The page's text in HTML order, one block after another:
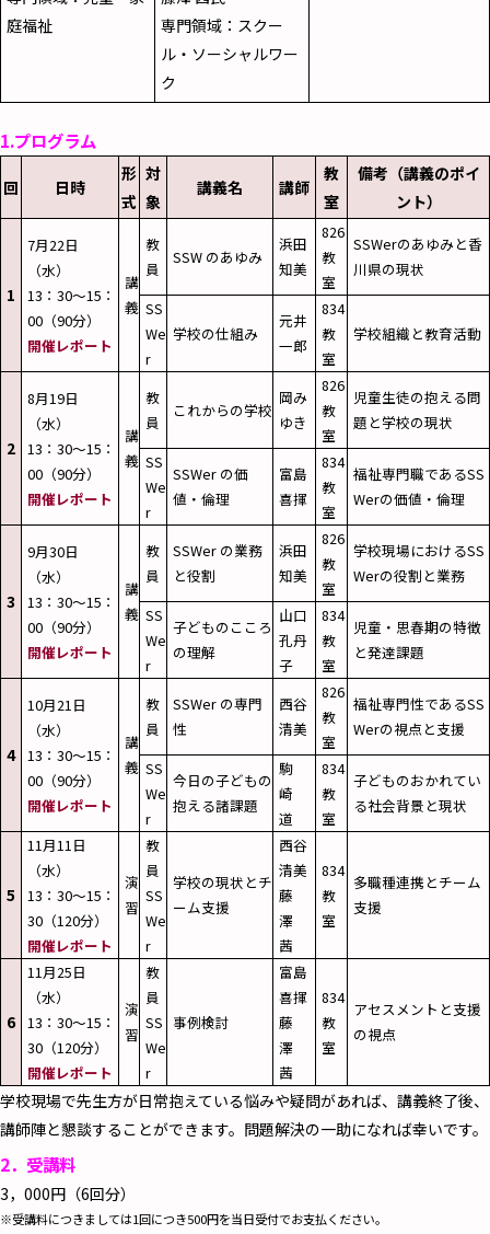
庭福祉
専門領域：スクー
ル・ソーシャルワー
ク
1.プログラム
回 日時
形
式
対
象
講義名 講師
教
室
備考（講義のポイ
ント）
1
7月22日
（水）
13：30～15：
00（90分）
開催レポート
講
義
教
員
SSW のあゆみ
浜田
知美
826
教
室
SSWerのあゆみと香
川県の現状
SS
We
r
学校の仕組み
元井
一郎
834
教
室
学校組織と教育活動
2
8月19日
（水）
13：30～15：
00（90分）
開催レポート
講
義
教
員
これからの学校
岡み
ゆき
826
教
室
児童生徒の抱える問
題と学校の現状
SS
We
r
SSWer の価
値・倫理
富島
喜揮
834
教
室
福祉専門職であるSS
Werの価値・倫理
3
9月30日
（水）
13：30～15：
00（90分）
開催レポート
講
義
教
員
SSWer の業務
と役割
浜田
知美
826
教
室
学校現場におけるSS
Werの役割と業務
SS
We
r
子どものこころ
の理解
山口
孔丹
子
834
教
室
児童・思春期の特徴
と発達課題
4
10月21日
（水）
13：30～15：
00（90分）
開催レポート
講
義
教
員
SSWer の専門
性
西谷
清美
826
教
室
福祉専門性であるSS
Werの視点と支援
SS
We
r
今日の子どもの
抱える諸課題
駒
崎
道
834
教
室
子どものおかれてい
る社会背景と現状
5
11月11日
（水）
13：30～15：
30（120分）
開催レポート
演
習
教
員
SS
We
r
学校の現状とチ
ーム支援
西谷
清美
藤
澤
茜
834
教
室
多職種連携とチーム
支援
6
11月25日
（水）
13：30～15：
30（120分）
開催レポート
演
習
教
員
SS
We
r
事例検討
富島
喜揮
藤
澤
茜
834
教
室
アセスメントと支援
の視点
学校現場で先生方が日常抱えている悩みや疑問があれば、講義終了後、
講師陣と懇談することができます。問題解決の一助になれば幸いです。
2．受講料
3，000円（6回分）
※受講料につきましては1回につき500円を当日受付でお支払ください。